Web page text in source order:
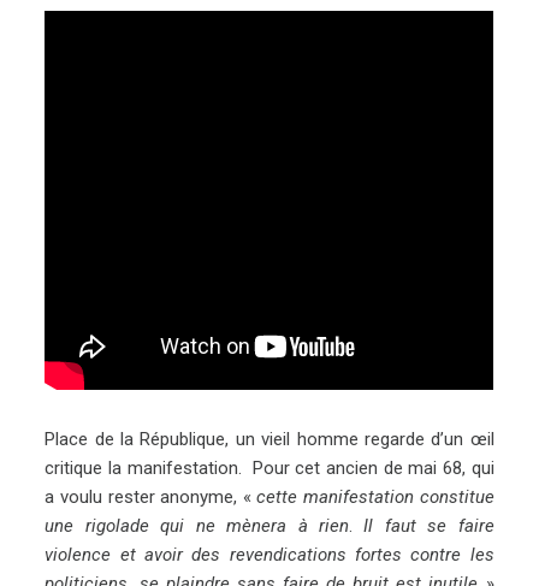
Place de la République, un vieil homme regarde d’un œil
critique la manifestation. Pour cet ancien de mai 68, qui
a voulu rester anonyme, «cette manifestation constitue
une rigolade qui ne mènera à rien. Il faut se faire
violence et avoir des revendications fortes contre les